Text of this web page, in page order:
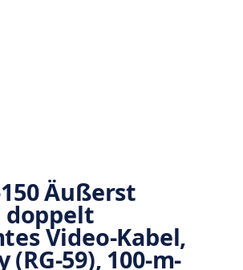
150 Äußerst
doppelt
Video-Kabel,
(RG-59), 100-m-